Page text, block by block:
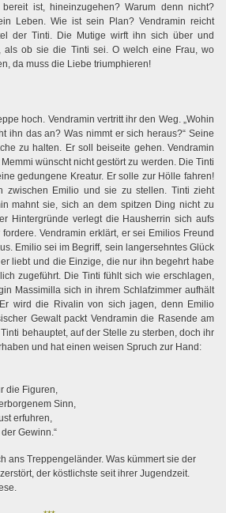
ist, hineinzugehen? Warum denn nicht?
Leben. Wie ist sein Plan? Vendramin reicht
der Tinti. Die Mutige wirft ihn sich über und
als ob sie die Tinti sei. O welch eine Frau, wo
da muss die Liebe triumphieren!
hoch. Vendramin vertritt ihr den Weg. „Wohin
ihn das an? Was nimmt er sich heraus?“ Seine
zu halten. Er soll beiseite gehen. Vendramin
wünscht nicht gestört zu werden. Die Tinti
gedungene Kreatur. Er solle zur Hölle fahren!
zwischen Emilio und sie zu stellen. Tinti zieht
mahnt sie, sich an dem spitzen Ding nicht zu
Hintergründe verlegt die Hausherrin sich aufs
Vendramin erklärt, er sei Emilios Freund
Emilio sei im Begriff, sein langersehntes Glück
liebt und die Einzige, die nur ihn begehrt habe
zugeführt. Die Tinti fühlt sich wie erschlagen,
Massimilla sich in ihrem Schlafzimmer aufhält
wird die Rivalin von sich jagen, denn Emilio
Gewalt packt Vendramin die Rasende am
behauptet, auf der Stelle zu sterben, doch ihr
und hat einen weisen Spruch zur Hand:
die Figuren,
Sinn,
erfuhren,
Gewinn.“
ans Treppengeländer. Was kümmert sie der
der köstlichste seit ihrer Jugendzeit.